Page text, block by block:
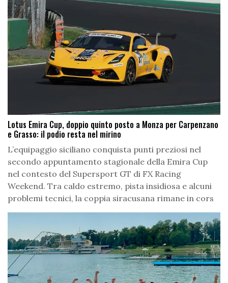
Lotus Emira Cup, doppio quinto posto a Monza per Carpenzano
e Grasso: il podio resta nel mirino
L’equipaggio siciliano conquista punti preziosi nel
secondo appuntamento stagionale della Emira Cup
nel contesto del Supersport GT di FX Racing
Weekend. Tra caldo estremo, pista insidiosa e alcuni
problemi tecnici, la coppia siracusana rimane in cors